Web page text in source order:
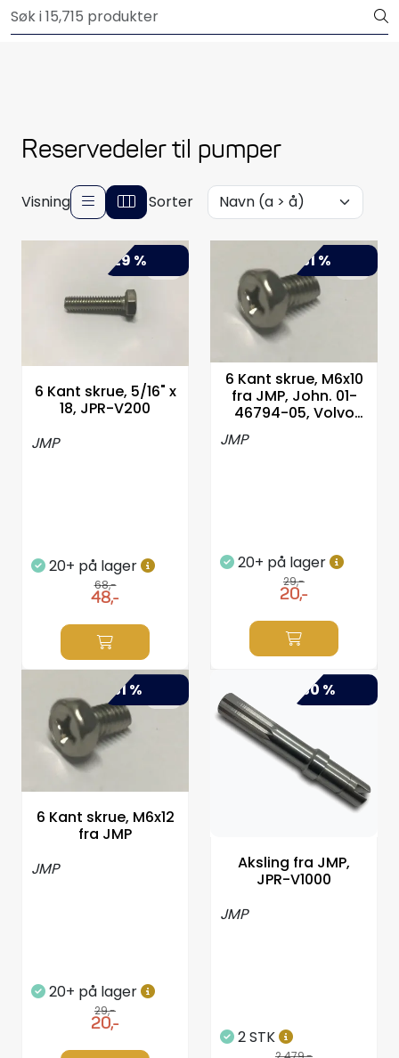
Skip to main content
Reservedeler til pumper
Visning Sorter
-29 %
6 Kant skrue, 5/16" x
18, JPR-V200
JMP
20+ på lager
68,-
48,-
-31 %
6 Kant skrue, M6x10
fra JMP, John. 01-
46794-05, Volvo
JMP
20+ på lager
29,-
20,-
-31 %
6 Kant skrue, M6x12
fra JMP
JMP
20+ på lager
29,-
20,-
-30 %
Aksling fra JMP,
JPR-V1000
JMP
2 STK
Motordeler
Pumper
Servicesett
Styring/kontroll
Motordelsvelger/SONAR
Brannslukkere
Hydraulisk styring
Motordeler
Propeller